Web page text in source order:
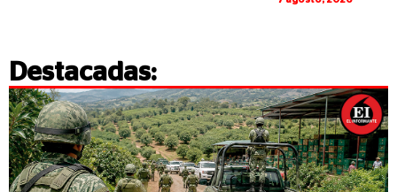
Destacadas: